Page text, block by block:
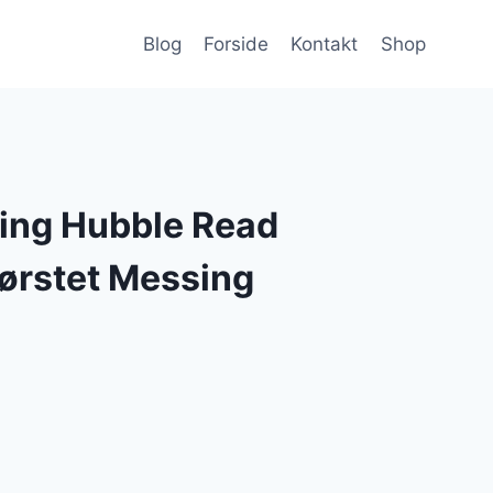
Blog Forside Kontakt Shop
Hubble Read
Messing